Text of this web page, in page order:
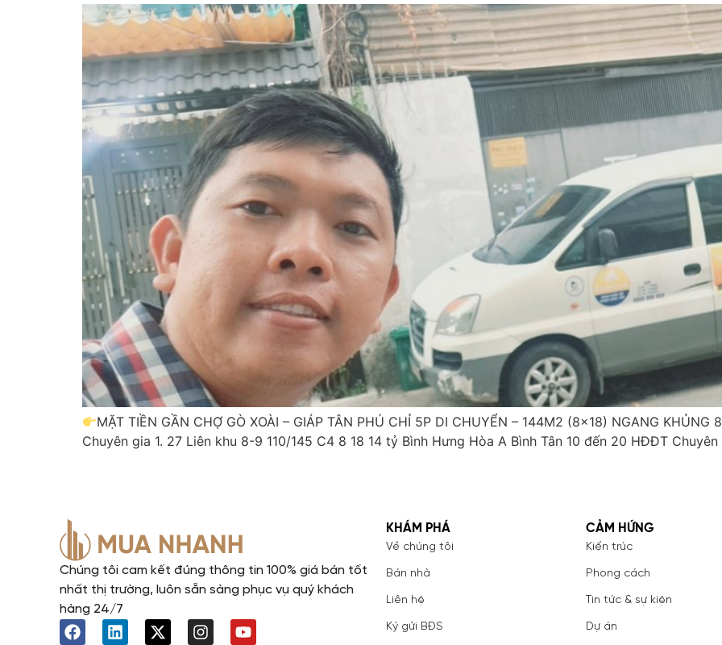
MẶT TIỀN GẦN CHỢ GÒ XOÀI – GIÁP TÂN PHÚ CHỈ 5P DI CHUYỂN – 144M2 (8×18) NGANG KHỦNG
Chuyên gia 1. 27 Liên khu 8-9 110/145 C4 8 18 14 tỷ Bình Hưng Hòa A Bình Tân 10 đến 20 HĐĐT
Chúng tôi cam kết đúng thông tin 100% giá bán tốt
nhất thị trường, luôn sẵn sàng phục vụ quý khách
hàng 24/7
KHÁM PHÁ
Về chúng tôi
Bán nhà
Liên hệ
Ký gửi BĐS
CẢM HỨNG
Kiến trúc
Phong cách
Tin tức & sự kiện
Dự án